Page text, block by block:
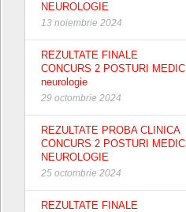
NEUROLOGIE
13 noiembrie 2024
REZULTATE FINALE
CONCURS 2 POSTURI MEDIC
neurologie
29 octombrie 2024
REZULTATE PROBA CLINICA
CONCURS 2 POSTURI MEDIC
NEUROLOGIE
25 octombrie 2024
REZULTATE FINALE